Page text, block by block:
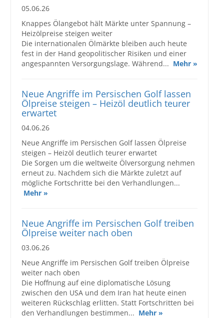
05.06.26
Knappes Ölangebot hält Märkte unter Spannung –
Heizölpreise steigen weiter
Die internationalen Ölmärkte bleiben auch heute
fest in der Hand geopolitischer Risiken und einer
angespannten Versorgungslage. Während... Mehr »
Neue Angriffe im Persischen Golf lassen
Ölpreise steigen – Heizöl deutlich teurer
erwartet
04.06.26
Neue Angriffe im Persischen Golf lassen Ölpreise
steigen – Heizöl deutlich teurer erwartet
Die Sorgen um die weltweite Ölversorgung nehmen
erneut zu. Nachdem sich die Märkte zuletzt auf
mögliche Fortschritte bei den Verhandlungen...
Mehr »
Neue Angriffe im Persischen Golf treiben
Ölpreise weiter nach oben
03.06.26
Neue Angriffe im Persischen Golf treiben Ölpreise
weiter nach oben
Die Hoffnung auf eine diplomatische Lösung
zwischen den USA und dem Iran hat heute einen
weiteren Rückschlag erlitten. Statt Fortschritten bei
den Verhandlungen bestimmen... Mehr »